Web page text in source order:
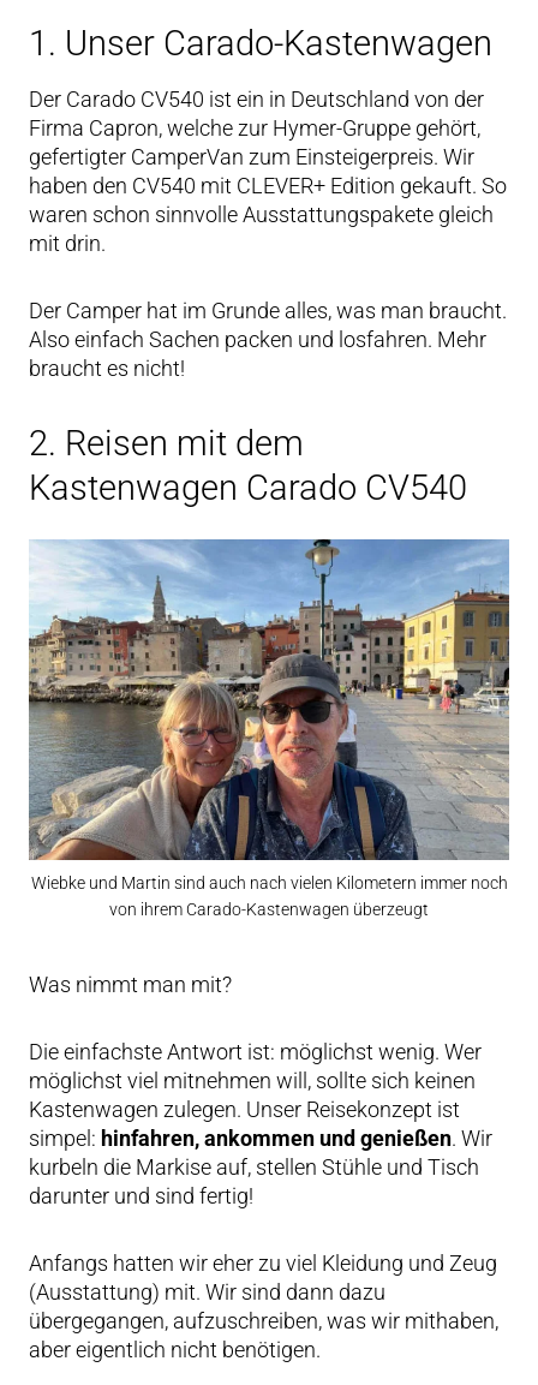
1. Unser Carado-Kastenwagen
Der Carado CV540 ist ein in Deutschland von der
Firma Capron, welche zur Hymer-Gruppe gehört,
gefertigter CamperVan zum Einsteigerpreis. Wir
haben den CV540 mit CLEVER+ Edition gekauft. So
waren schon sinnvolle Ausstattungspakete gleich
mit drin.
Der Camper hat im Grunde alles, was man braucht.
Also einfach Sachen packen und losfahren. Mehr
braucht es nicht!
2. Reisen mit dem
Kastenwagen Carado CV540
Wiebke und Martin sind auch nach vielen Kilometern immer noch
von ihrem Carado-Kastenwagen überzeugt
Was nimmt man mit?
Die einfachste Antwort ist: möglichst wenig. Wer
möglichst viel mitnehmen will, sollte sich keinen
Kastenwagen zulegen. Unser Reisekonzept ist
simpel: hinfahren, ankommen und genießen. Wir
kurbeln die Markise auf, stellen Stühle und Tisch
darunter und sind fertig!
Anfangs hatten wir eher zu viel Kleidung und Zeug
(Ausstattung) mit. Wir sind dann dazu
übergegangen, aufzuschreiben, was wir mithaben,
aber eigentlich nicht benötigen.